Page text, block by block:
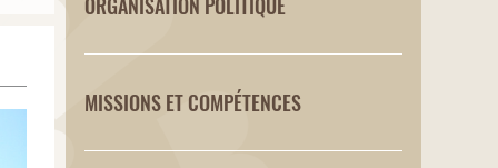
MISSIONS ET COMPÉTENCES